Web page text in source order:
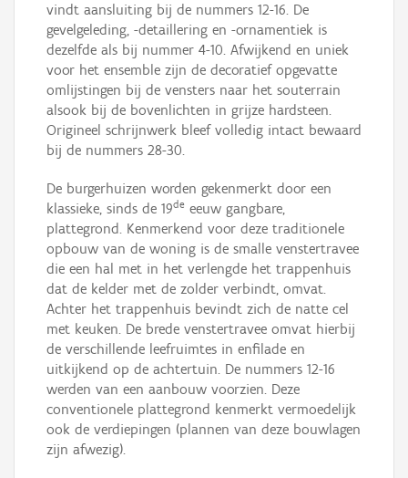
vindt aansluiting bij de nummers 12-16. De
gevelgeleding, -detaillering en -ornamentiek is
dezelfde als bij nummer 4-10. Afwijkend en uniek
voor het ensemble zijn de decoratief opgevatte
omlijstingen bij de vensters naar het souterrain
alsook bij de bovenlichten in grijze hardsteen.
Origineel schrijnwerk bleef volledig intact bewaard
bij de nummers 28-30.
De burgerhuizen worden gekenmerkt door een
klassieke, sinds de 19de eeuw gangbare,
plattegrond. Kenmerkend voor deze traditionele
opbouw van de woning is de smalle venstertravee
die een hal met in het verlengde het trappenhuis
dat de kelder met de zolder verbindt, omvat.
Achter het trappenhuis bevindt zich de natte cel
met keuken. De brede venstertravee omvat hierbij
de verschillende leefruimtes in enfilade en
uitkijkend op de achtertuin. De nummers 12-16
werden van een aanbouw voorzien. Deze
conventionele plattegrond kenmerkt vermoedelijk
ook de verdiepingen (plannen van deze bouwlagen
zijn afwezig).